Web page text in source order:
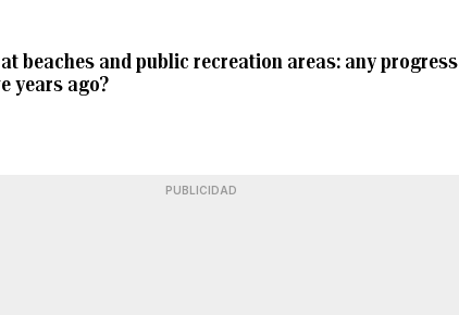
beaches and public recreation areas: any progress
years ago?
PUBLICIDAD